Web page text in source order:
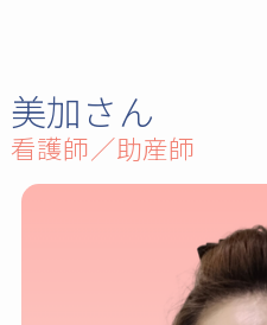
美加さん
看護師／助産師